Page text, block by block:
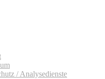
/ Analysedienste